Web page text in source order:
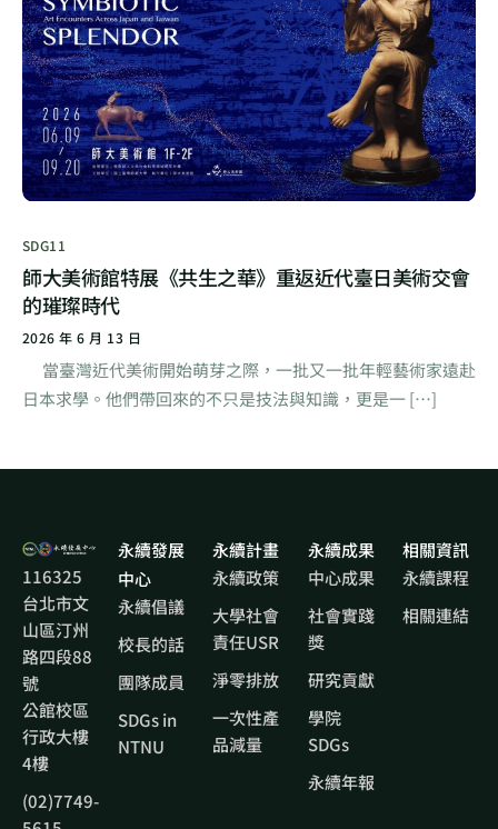
SDG11
師大美術館特展《共生之華》重返近代臺日美術交會
的璀璨時代
2026 年 6 月 13 日
當臺灣近代美術開始萌芽之際，一批又一批年輕藝術家遠赴
日本求學。他們帶回來的不只是技法與知識，更是一 […]
116325
台北市文
山區汀州
路四段88
號
公館校區
行政大樓
4樓
(02)7749-
永續發展
中心
永續倡議
校長的話
團隊成員
SDGs in
NTNU
永續計畫
永續政策
大學社會
責任USR
淨零排放
一次性產
品減量
永續成果
中心成果
社會實踐
獎
研究貢獻
學院
SDGs
永續年報
相關資訊
永續課程
相關連結